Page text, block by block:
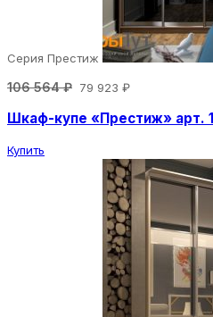
Серия Престиж
106 564 ₽ 79 923 ₽
Шкаф-купе «Престиж» арт.
Купить